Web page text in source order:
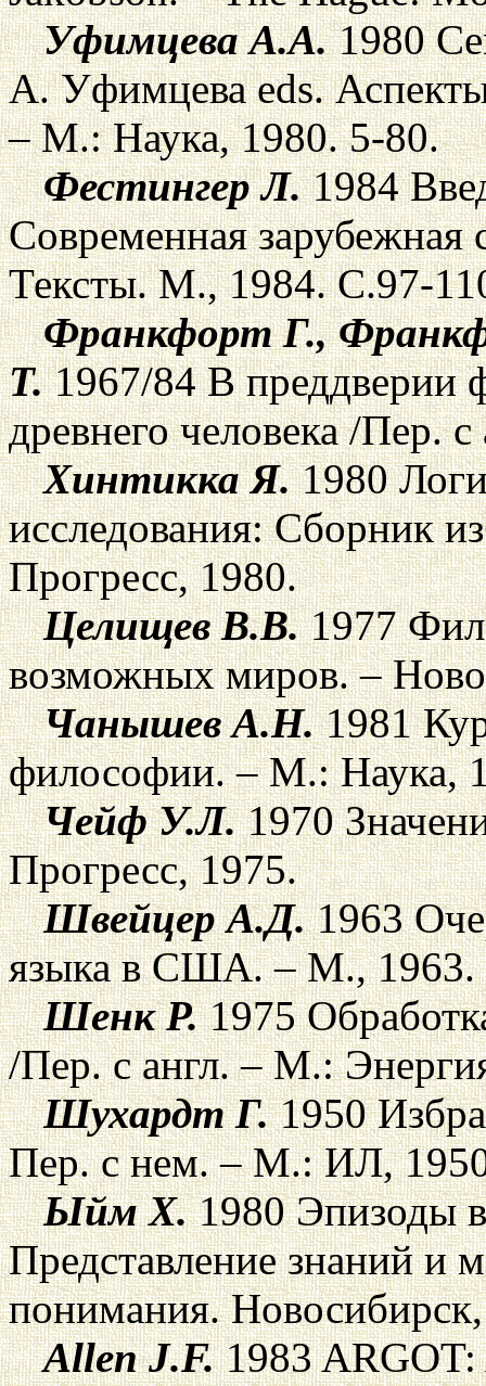
Уфимцева А.А.1980
А. Уфимцева eds.
– М.: Наука, 1980. 5-80.
Фестингер Л.1984
Современная зарубежная
Тексты. М., 1984. С.97-
Франкфорт Г.,
Т.1967/84 В преддверии
древнего человека /Пер.
Хинтикка Я.1980
исследования: Сборник
Прогресс, 1980.
Целищев В.В.1977
возможных миров. –
Чанышев А.Н.1981
философии. – М.: Наука,
Чейф У.Л.1970
Прогресс, 1975.
Швейцер А.Д.1963
языка в США. – М., 1963.
Шенк Р.1975
/Пер. с англ. – М.:
Шухардт Г.1950
Пер. с нем. – М.: ИЛ,
Ыйм Х.1980 Эпизоды в
Представление знаний и
понимания.
AllenJ.F.1983 ARGOT: